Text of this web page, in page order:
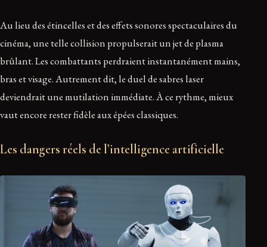
Au lieu des étincelles et des effets sonores spectaculaires du
cinéma, une telle collision propulserait un jet de plasma
brûlant. Les combattants perdraient instantanément mains,
bras et visage. Autrement dit, le duel de sabres laser
deviendrait une mutilation immédiate. À ce rythme, mieux
vaut encore rester fidèle aux épées classiques.
Les dangers réels de l’intelligence artificielle